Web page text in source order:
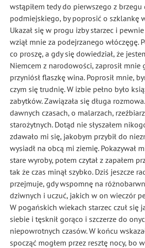
wstąpiłem tedy do pierwszego z brzegu
podmiejskiego, by poprosić o szklankę
Ukazał się w progu izby starzec i
wziął mnie za podejrzanego włóczęgę.
co proszę, a gdy się dowiedział, że
Niemcem z narodowości, zaprosił mnie
przyniósł flaszkę wina. Poprosił mnie,
czym się trudnię. W izbie pełno było
zabytków. Zawiązała się długa
dawnych czasach, o malarzach,
starożytnych. Dotąd nie słyszałem
zdawało mi się, jakobym przybił do
wysiadł na obcą mi ziemię. Pokazywał
stare wyroby, potem czytał z zapałem
tak że czas minął szybko. Dziś jeszcze
przejmuje, gdy wspomnę na
dziwnych i uczuć, jakich w on wieczór
W pogańskich wiekach starzec czuł się
siebie i tęsknił gorąco i szczerze do
niepowrotnych czasów. W końcu
spocząć mogłem przez resztę nocy, bo